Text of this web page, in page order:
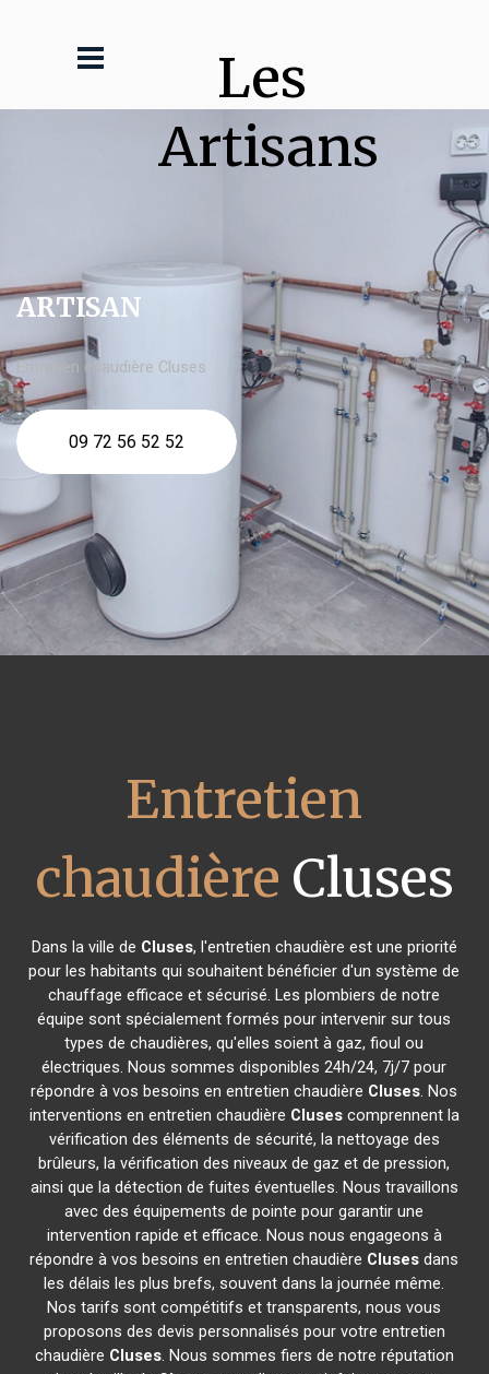
Les
Artisans
ARTISAN
Entretien chaudière Cluses
09 72 56 52 52
Entretien
chaudière Cluses
Dans la ville de Cluses, l'entretien chaudière est une priorité
pour les habitants qui souhaitent bénéficier d'un système de
chauffage efficace et sécurisé. Les plombiers de notre
équipe sont spécialement formés pour intervenir sur tous
types de chaudières, qu'elles soient à gaz, fioul ou
électriques. Nous sommes disponibles 24h/24, 7j/7 pour
répondre à vos besoins en entretien chaudière Cluses. Nos
interventions en entretien chaudière Clusescomprennent la
vérification des éléments de sécurité, la nettoyage des
brûleurs, la vérification des niveaux de gaz et de pression,
ainsi que la détection de fuites éventuelles. Nous travaillons
avec des équipements de pointe pour garantir une
intervention rapide et efficace. Nous nous engageons à
répondre à vos besoins en entretien chaudière Cluses dans
les délais les plus brefs, souvent dans la journée même.
Nos tarifs sont compétitifs et transparents, nous vous
proposons des devis personnalisés pour votre entretien
chaudière Cluses. Nous sommes fiers de notre réputation